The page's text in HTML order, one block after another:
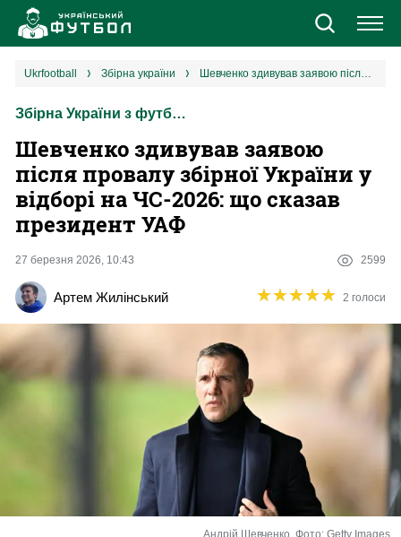
Новини
Збірна
Єврокубки
УПЛ
Різне
Букмекери
Казино
ukrfootball збірна україни Шевченко здивував заявою після провалу збірної України у відборі на ЧС-2026: що сказав президент УАФ
Збірна України з футболу
Шевченко здивував заявою
після провалу збірної України у
відборі на ЧС-2026: що сказав
президент УАФ
27 березня 2026, 10:43 2599
Артем Жилінський ★★★★★
★★★★★ 2 голоси
Андрій Шевченко. Фото: Getty Images